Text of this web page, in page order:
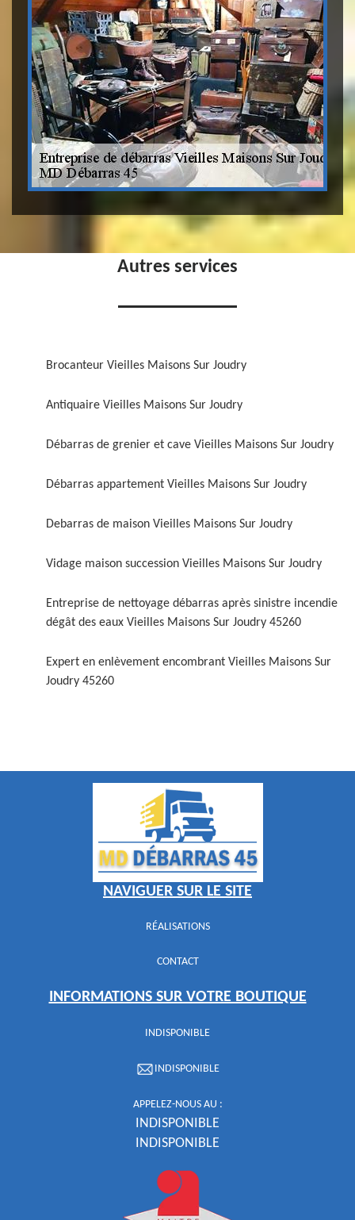
Autres services
Brocanteur Vieilles Maisons Sur Joudry
Antiquaire Vieilles Maisons Sur Joudry
Débarras de grenier et cave Vieilles Maisons Sur Joudry
Débarras appartement Vieilles Maisons Sur Joudry
Debarras de maison Vieilles Maisons Sur Joudry
Vidage maison succession Vieilles Maisons Sur Joudry
Entreprise de nettoyage débarras après sinistre incendie
dégât des eaux Vieilles Maisons Sur Joudry 45260
Expert en enlèvement encombrant Vieilles Maisons Sur
Joudry 45260
NAVIGUER SUR LE SITE
RÉALISATIONS
CONTACT
INFORMATIONS SUR VOTRE BOUTIQUE
INDISPONIBLE
INDISPONIBLE
APPELEZ-NOUS AU :
INDISPONIBLE
INDISPONIBLE